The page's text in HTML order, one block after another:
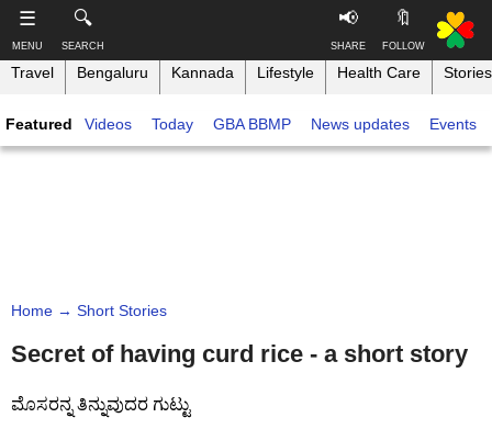
☰
MENU
🔍
SEARCH
🔖
FOLLOW
📢
SHARE
T
n
g
a
o
b
s
o
l
o
o
a
r
g
Share
Travel Bengaluru Kannada Lifestyle Health Care Stories
Featured Videos Today GBA BBMP News updates Events
Home → Short Stories
Secret of having curd rice - a short story
ಮೊಸರನ್ನ ತಿನ್ನುವುದರ ಗುಟ್ಟು